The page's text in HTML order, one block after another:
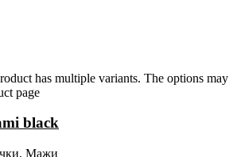
has multiple variants. The options may
page
black
, Мажи